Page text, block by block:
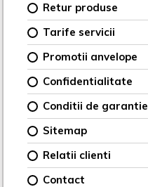
Retur produse
Tarife servicii
Promotii anvelope
Confidentialitate
Conditii de garantie
Sitemap
Relatii clienti
Contact